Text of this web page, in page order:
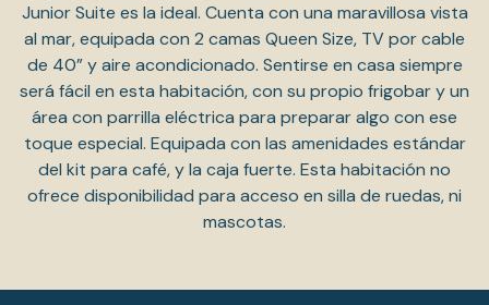
Junior Suite es la ideal. Cuenta con una maravillosa vista
al mar, equipada con 2 camas Queen Size, TV por cable
de 40” y aire acondicionado. Sentirse en casa siempre
será fácil en esta habitación, con su propio frigobar y un
área con parrilla eléctrica para preparar algo con ese
toque especial. Equipada con las amenidades estándar
del kit para café, y la caja fuerte. Esta habitación no
ofrece disponibilidad para acceso en silla de ruedas, ni
mascotas.